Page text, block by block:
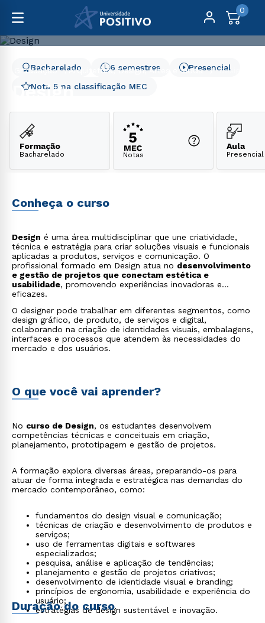
0
Graduação Arquitetura, Design, Artes e Moda Design
Design
Nota 5 na classificação MEC
6 semestres
Bacharelado Presencial
Formação
Bacharelado Notas
Aula
Presencial
Conheça o curso
Design é uma área multidisciplinar que une criatividade,
técnica e estratégia para criar soluções visuais e funcionais
aplicadas a produtos, serviços e comunicação. O
profissional formado em Design atua no desenvolvimento
e gestão de projetos que conectam estética e
usabilidade, promovendo experiências inovadoras e
eficazes.
O designer pode trabalhar em diferentes segmentos, como
design gráfico, de produto, de serviços e digital,
colaborando na criação de identidades visuais, embalagens,
interfaces e processos que atendem às necessidades do
mercado e dos usuários.
O que você vai aprender?
No curso de Design, os estudantes desenvolvem
competências técnicas e conceituais em criação,
planejamento, prototipagem e gestão de projetos.
A formação explora diversas áreas, preparando-os para
atuar de forma integrada e estratégica nas demandas do
mercado contemporâneo, como:
fundamentos do design visual e comunicação;
técnicas de criação e desenvolvimento de produtos e
serviços;
uso de ferramentas digitais e softwares
especializados;
pesquisa, análise e aplicação de tendências;
planejamento e gestão de projetos criativos;
desenvolvimento de identidade visual e branding;
princípios de ergonomia, usabilidade e experiência do
usuário;
estratégias de design sustentável e inovação.
Duração do curso